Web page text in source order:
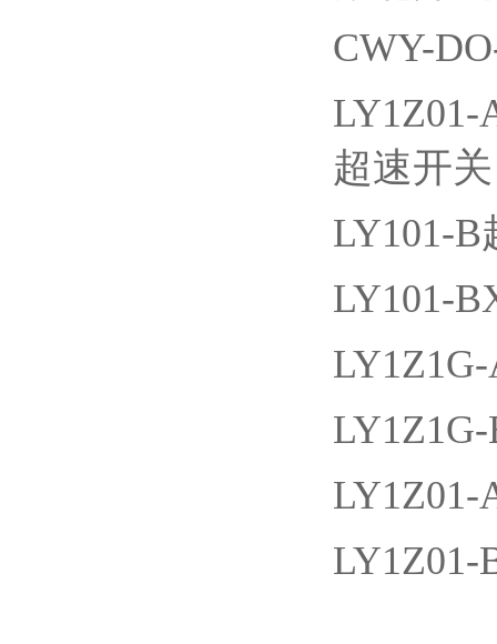
CWY-
LY1Z01-
超速开关
LY101-
LY101-
LY1Z01-
LY1Z01-